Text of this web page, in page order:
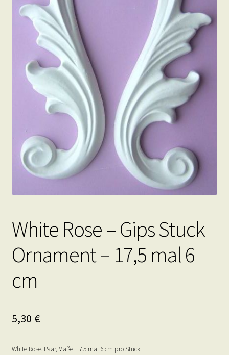
Beispiele
Kontakt
White Rose – Gips Stuck
Ornament – 17,5 mal 6
cm
5,30 €
White Rose, Paar, Maße: 17,5 mal 6 cm pro Stück